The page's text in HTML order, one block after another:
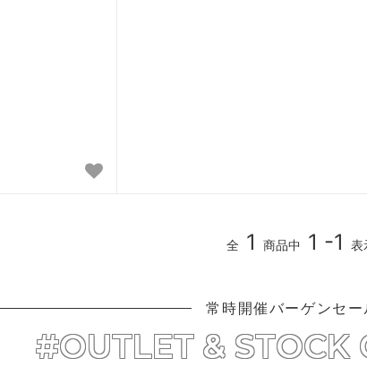
全 1 商品中 1 -1 表
常時開催バーゲンセー
#OUTLET & STOCK